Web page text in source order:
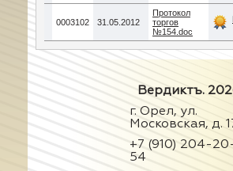
0003102 31.05.2012
Протокол
торгов
№154.doc
Вердиктъ.
г. Орел, ул.
Московская, д.
+7 (910) 204-
54